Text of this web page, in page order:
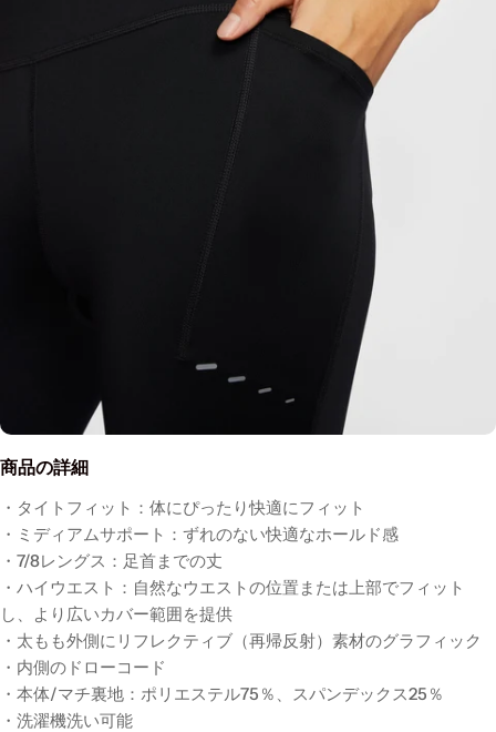
商品の詳細
・タイトフィット：体にぴったり快適にフィット
・ミディアムサポート：ずれのない快適なホールド感
・7/8レングス：足首までの丈
・ハイウエスト：自然なウエストの位置または上部でフィット
し、より広いカバー範囲を提供
・太もも外側にリフレクティブ（再帰反射）素材のグラフィック
・内側のドローコード
・本体/マチ裏地：ポリエステル75％、スパンデックス25％
・洗濯機洗い可能